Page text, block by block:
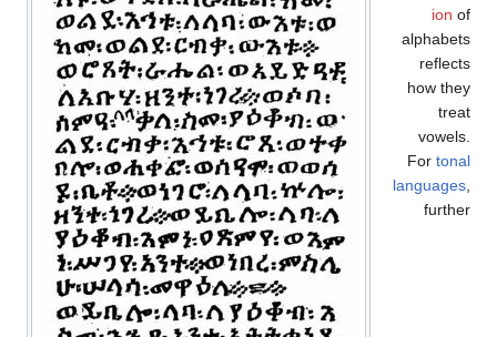
ion of
alphabets
reflects
how they
treat
vowels.
For tonal
languages
further